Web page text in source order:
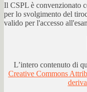
Il CSPL è convenzionato
per lo svolgimento del
valido per l'accesso
L’intero contenuto di
Creative Commons